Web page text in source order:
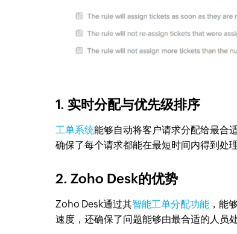
1. 实时分配与优先级排序
工单系统能够自动将客户请求分配给最合
确保了每个请求都能在最短时间内得到处
2. Zoho Desk的优势
Zoho Desk通过其智能工单分配功能 ，能
速度，还确保了问题能够由最合适的人员